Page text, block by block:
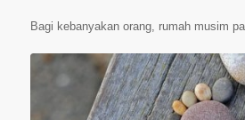
Bagi kebanyakan orang, rumah musim